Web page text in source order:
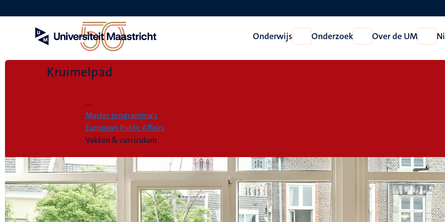
en
Onderwijs
Open
Onderwijs
Onderzoek
Open
Onderzoek
Over de UM
Open
Over
Kruimelpad
...
Master programma's
European Public Affairs
Vakken & curriculum